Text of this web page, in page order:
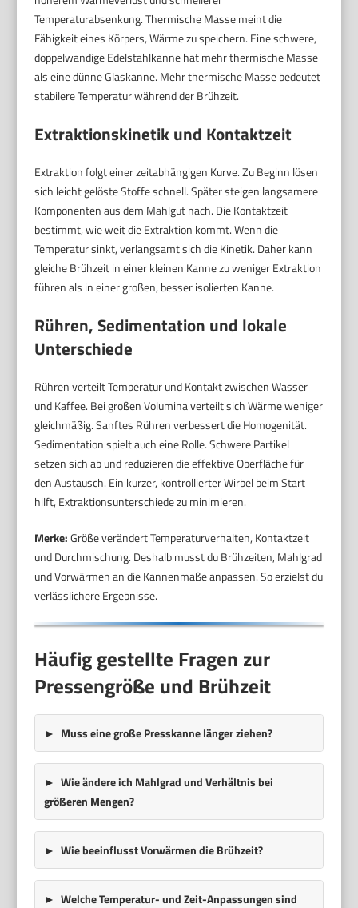
Temperaturabsenkung. Thermische Masse meint die
Fähigkeit eines Körpers, Wärme zu speichern. Eine schwere,
doppelwandige Edelstahlkanne hat mehr thermische Masse
als eine dünne Glaskanne. Mehr thermische Masse bedeutet
stabilere Temperatur während der Brühzeit.
Extraktionskinetik und Kontaktzeit
Extraktion folgt einer zeitabhängigen Kurve. Zu Beginn lösen
sich leicht gelöste Stoffe schnell. Später steigen langsamere
Komponenten aus dem Mahlgut nach. Die Kontaktzeit
bestimmt, wie weit die Extraktion kommt. Wenn die
Temperatur sinkt, verlangsamt sich die Kinetik. Daher kann
gleiche Brühzeit in einer kleinen Kanne zu weniger Extraktion
führen als in einer großen, besser isolierten Kanne.
Rühren, Sedimentation und lokale
Unterschiede
Rühren verteilt Temperatur und Kontakt zwischen Wasser
und Kaffee. Bei großen Volumina verteilt sich Wärme weniger
gleichmäßig. Sanftes Rühren verbessert die Homogenität.
Sedimentation spielt auch eine Rolle. Schwere Partikel
setzen sich ab und reduzieren die effektive Oberfläche für
den Austausch. Ein kurzer, kontrollierter Wirbel beim Start
hilft, Extraktionsunterschiede zu minimieren.
Merke:Größe verändert Temperaturverhalten, Kontaktzeit
und Durchmischung. Deshalb musst du Brühzeiten, Mahlgrad
und Vorwärmen an die Kannenmaße anpassen. So erzielst du
verlässlichere Ergebnisse.
Häufig gestellte Fragen zur
Pressengröße und Brühzeit
Muss eine große Presskanne länger ziehen?
Wie ändere ich Mahlgrad und Verhältnis bei
größeren Mengen?
Wie beeinflusst Vorwärmen die Brühzeit?
Welche Temperatur- und Zeit-Anpassungen sind